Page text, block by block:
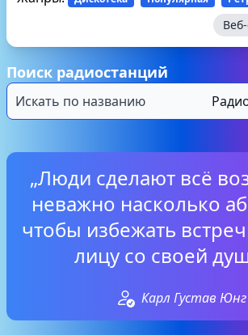
Поиск радиостанций
„Люди сделают всё
неважно насколько
чтобы избежать
лицу со своей
Карл Густав Юнг